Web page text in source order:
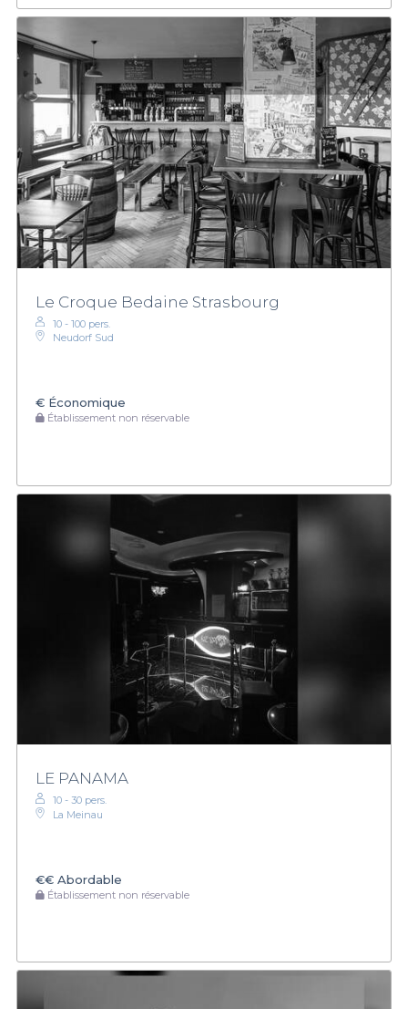
Le Croque Bedaine Strasbourg
10 - 100 pers.
Neudorf Sud
€ Économique
Établissement non réservable
LE PANAMA
10 - 30 pers.
La Meinau
€€ Abordable
Établissement non réservable